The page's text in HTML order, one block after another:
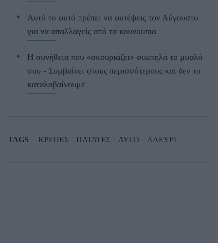
Αυτό το φυτό πρέπει να φυτέψεις τον Αύγουστο
για να απαλλαγείς από τα κουνούπια
Η συνήθεια που «σκουριάζει» σιωπηλά το μυαλό
σου - Συμβαίνει στους περισσότερους και δεν το
καταλαβαίνουμε
TAGS ΚΡΕΠΕΣ ΠΑΤΑΤΕΣ ΑΥΓΟ ΑΛΕΥΡΙ